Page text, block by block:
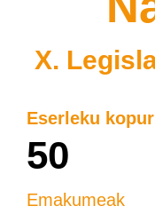
X.
Eserleku
50
Emakumeak